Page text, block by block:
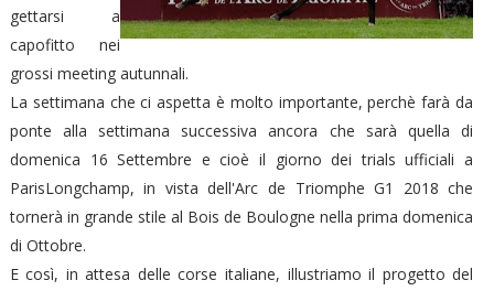
gettarsi a
capofitto nei
grossi meeting autunnali.
La settimana che ci aspetta è molto importante, perchè farà da
ponte alla settimana successiva ancora che sarà quella di
domenica 16 Settembre e cioè il giorno dei trials ufficiali a
ParisLongchamp, in vista dell'Arc de Triomphe G1 2018 che
tornerà in grande stile al Bois de Boulogne nella prima domenica
di Ottobre.
E così, in attesa delle corse italiane, illustriamo il progetto del